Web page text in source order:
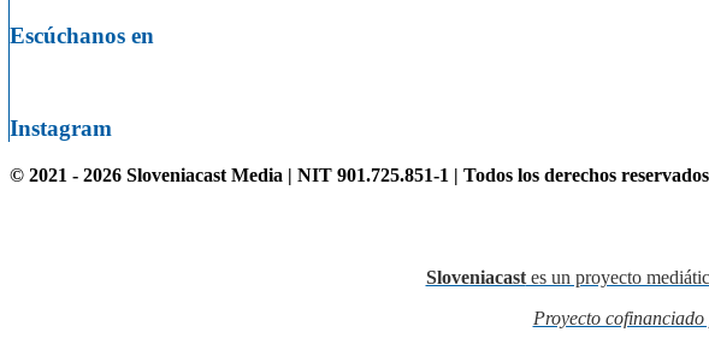
Escúchanos en
Instagram
© 2021 - 2026 Sloveniacast Media | NIT 901.725.851-1 | Todos los derechos
Sloveniacastes un proyecto
Proyecto